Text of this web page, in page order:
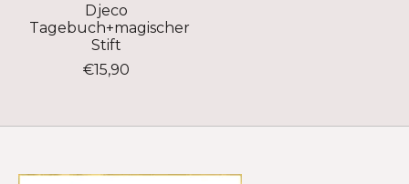
Djeco
Tagebuch+magischer
Stift
€15,90